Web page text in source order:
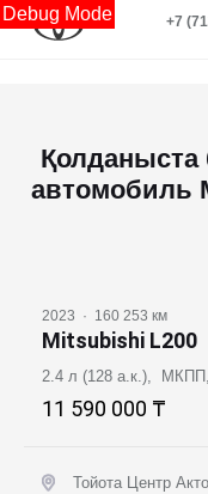
Debug Mode +7
Қолданыста
автомобиль
2023 · 160 253 км
Mitsubishi L200
2.4 л (128 а.к.),
11 590 000 ₸
Тойота Центр